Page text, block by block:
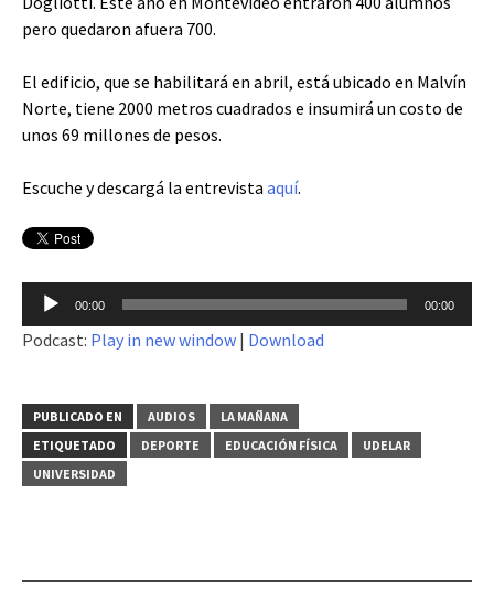
pero quedaron afuera 700.
El edificio, que se habilitará en abril, está ubicado en Malvín
Norte, tiene 2000 metros cuadrados e insumirá un costo de
unos 69 millones de pesos.
Escuche y descargá la entrevista aquí.
Reproductor
de
audio
00:00 00:00
Podcast: Play in new window | Download
PUBLICADO EN AUDIOS
LA MAÑANA
ETIQUETADO
DEPORTE EDUCACIÓN FÍSICA
UDELAR
UNIVERSIDAD